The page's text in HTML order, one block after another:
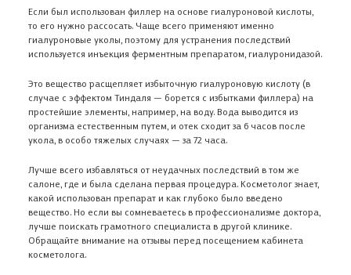
Если был использован филлер на основе гиалуроновой кислоты,
то его нужно рассосать. Чаще всего применяют именно
гиалуроновые уколы, поэтому для устранения последствий
используется инъекция ферментным препаратом, гиалуронидазой.
Это вещество расщепляет избыточную гиалуроновую кислоту (в
случае с эффектом Тиндаля — борется с избытками филлера) на
простейшие элементы, например, на воду. Вода выводится из
организма естественным путем, и отек сходит за 6 часов после
укола, в особо тяжелых случаях — за 72 часа.
Лучше всего избавляться от неудачных последствий в том же
салоне, где и была сделана первая процедура. Косметолог знает,
какой использован препарат и как глубоко было введено
вещество. Но если вы сомневаетесь в профессионализме доктора,
лучше поискать грамотного специалиста в другой клинике.
Обращайте внимание на отзывы перед посещением кабинета
косметолога.
персональных данных.
АДРЕС ДОБАВЛЕН
ДОБАВИТЬ АДРЕС
Ферменкол набор для энзимной
коррекции
От рубцов
1 890 ₽
Ферменкол
атрофических
От растяжек, От
3 900 ₽
ЗАКАЗАТЬ ОБРАТНЫЙ ЗВОНОК